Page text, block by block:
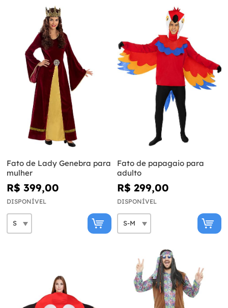
Fato de Lady Genebra para
mulher
R$ 399,00
DISPONÍVEL
Fato de papagaio para
adulto
R$ 299,00
DISPONÍVEL